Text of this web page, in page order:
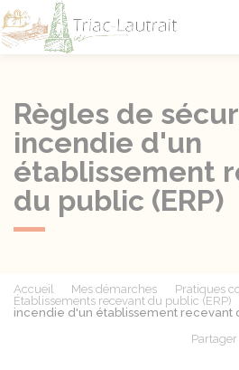
Règles de
incendie d'un
établissement
du public (ERP)
Accueil Mes démarches
Pratiques
Établissements recevant du public (ERP)
incendie d'un établissement recevant
Partager